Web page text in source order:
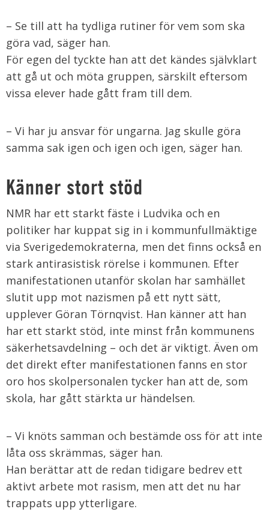
– Se till att ha tydliga rutiner för vem som ska
göra vad, säger han.
För egen del tyckte han att det kändes självklart
att gå ut och möta gruppen, särskilt eftersom
vissa elever hade gått fram till dem.
– Vi har ju ansvar för ungarna. Jag skulle göra
samma sak igen och igen och igen, säger han.
Känner stort stöd
NMR har ett starkt fäste i Ludvika och en
politiker har kuppat sig in i kommunfullmäktige
via Sverigedemokraterna, men det finns också en
stark antirasistisk rörelse i kommunen. Efter
manifestationen utanför skolan har samhället
slutit upp mot nazismen på ett nytt sätt,
upplever Göran Törnqvist. Han känner att han
har ett starkt stöd, inte minst från kommunens
säkerhetsavdelning – och det är viktigt. Även om
det direkt efter manifestationen fanns en stor
oro hos skolpersonalen tycker han att de, som
skola, har gått stärkta ur händelsen.
– Vi knöts samman och bestämde oss för att inte
låta oss skrämmas, säger han.
Han berättar att de redan tidigare bedrev ett
aktivt arbete mot rasism, men att det nu har
trappats upp ytterligare.